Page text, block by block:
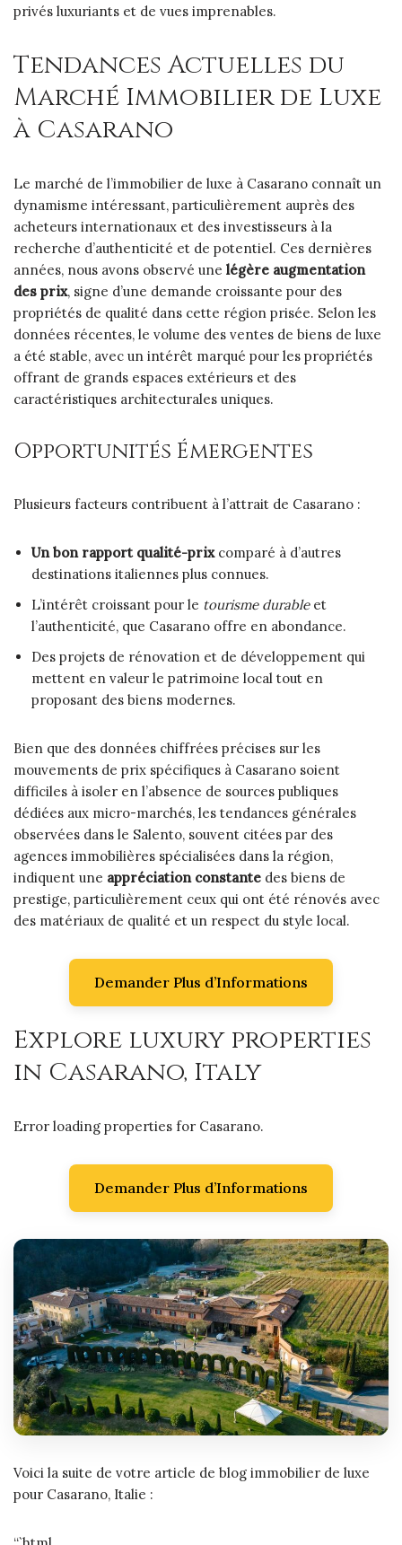
privés luxuriants et de vues imprenables.
Tendances Actuelles du
Marché Immobilier de Luxe
à Casarano
Le marché de l’immobilier de luxe à Casarano connaît un
dynamisme intéressant, particulièrement auprès des
acheteurs internationaux et des investisseurs à la
recherche d’authenticité et de potentiel. Ces dernières
années, nous avons observé une légère augmentation
des prix, signe d’une demande croissante pour des
propriétés de qualité dans cette région prisée. Selon les
données récentes, le volume des ventes de biens de luxe
a été stable, avec un intérêt marqué pour les propriétés
offrant de grands espaces extérieurs et des
caractéristiques architecturales uniques.
Opportunités Émergentes
Plusieurs facteurs contribuent à l’attrait de Casarano :
Un bon rapport qualité-prixcomparé à d’autres
destinations italiennes plus connues.
L’intérêt croissant pour le tourisme durableet
l’authenticité, que Casarano offre en abondance.
Des projets de rénovation et de développement qui
mettent en valeur le patrimoine local tout en
proposant des biens modernes.
Bien que des données chiffrées précises sur les
mouvements de prix spécifiques à Casarano soient
difficiles à isoler en l’absence de sources publiques
dédiées aux micro-marchés, les tendances générales
observées dans le Salento, souvent citées par des
agences immobilières spécialisées dans la région,
indiquent une appréciation constante des biens de
prestige, particulièrement ceux qui ont été rénovés avec
des matériaux de qualité et un respect du style local.
Demander Plus d’Informations
Explore luxury properties
in Casarano, Italy
Error loading properties for Casarano.
Demander Plus d’Informations
Voici la suite de votre article de blog immobilier de luxe
pour Casarano, Italie :